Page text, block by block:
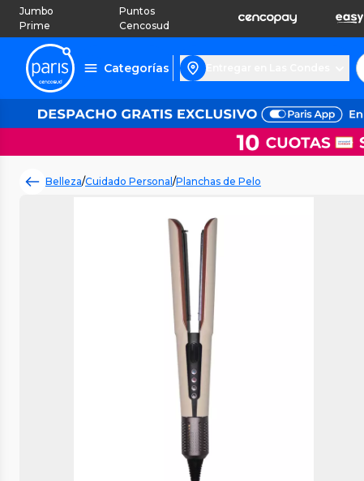
Jumbo
Prime
Puntos
Cencosud
Categorías
Belleza/Cuidado Personal /Planchas de Pelo